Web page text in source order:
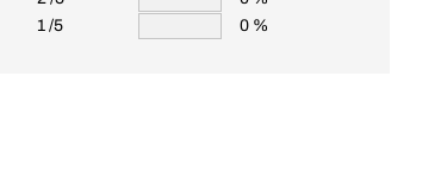
1 /5
0 %